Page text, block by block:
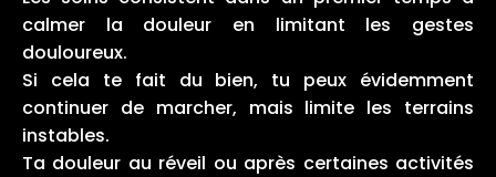
calmer la douleur en limitant les gestes
douloureux.
Si cela te fait du bien, tu peux évidemment
continuer de marcher, mais limite les terrains
instables.
Ta douleur au réveil ou après certaines activités